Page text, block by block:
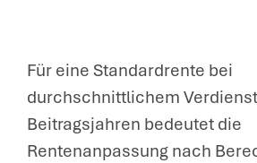
Für eine Standardrente bei
durchschnittlichem
Beitragsjahren bedeutet die
Rentenanpassung nach